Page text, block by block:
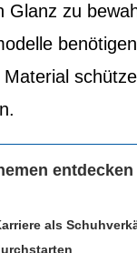
Glanz zu
entdecken
als